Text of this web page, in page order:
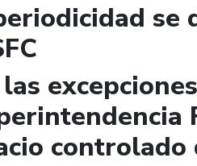
las
controlado